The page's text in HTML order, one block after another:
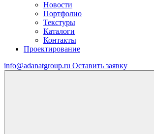
Новости
Портфолио
Текстуры
Каталоги
Контакты
Проектирование
info@adanatgroup.ru Оставить заявку